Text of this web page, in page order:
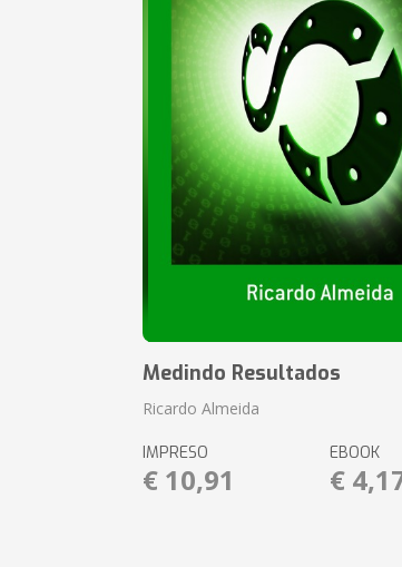
Medindo Resultados
Ricardo Almeida
IMPRESO
€ 10,91
EBOOK
€